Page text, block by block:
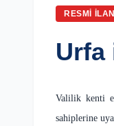
RESMI İLAN
Urfa
Valilik kenti
sahiplerine